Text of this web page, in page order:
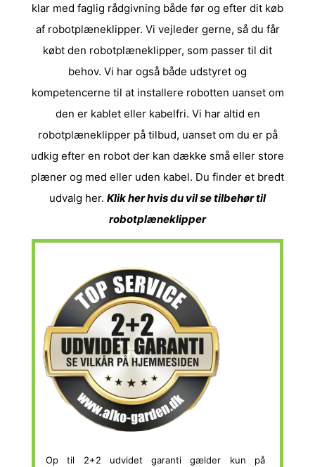
klar med faglig rådgivning både før og efter dit køb
af robotplæneklipper. Vi vejleder gerne, så du får
købt den robotplæneklipper, som passer til dit
behov. Vi har også både udstyret og
kompetencerne til at installere robotten uanset om
den er kablet eller kabelfri. Vi har altid en
robotplæneklipper på tilbud, uanset om du er på
udkig efter en robot der kan dække små eller store
plæner og med eller uden kabel. Du finder et bredt
udvalg her. Klik her hvis du vil setilbehør til
robotplæneklipper
Op til 2+2 udvidet garanti gælder kun på